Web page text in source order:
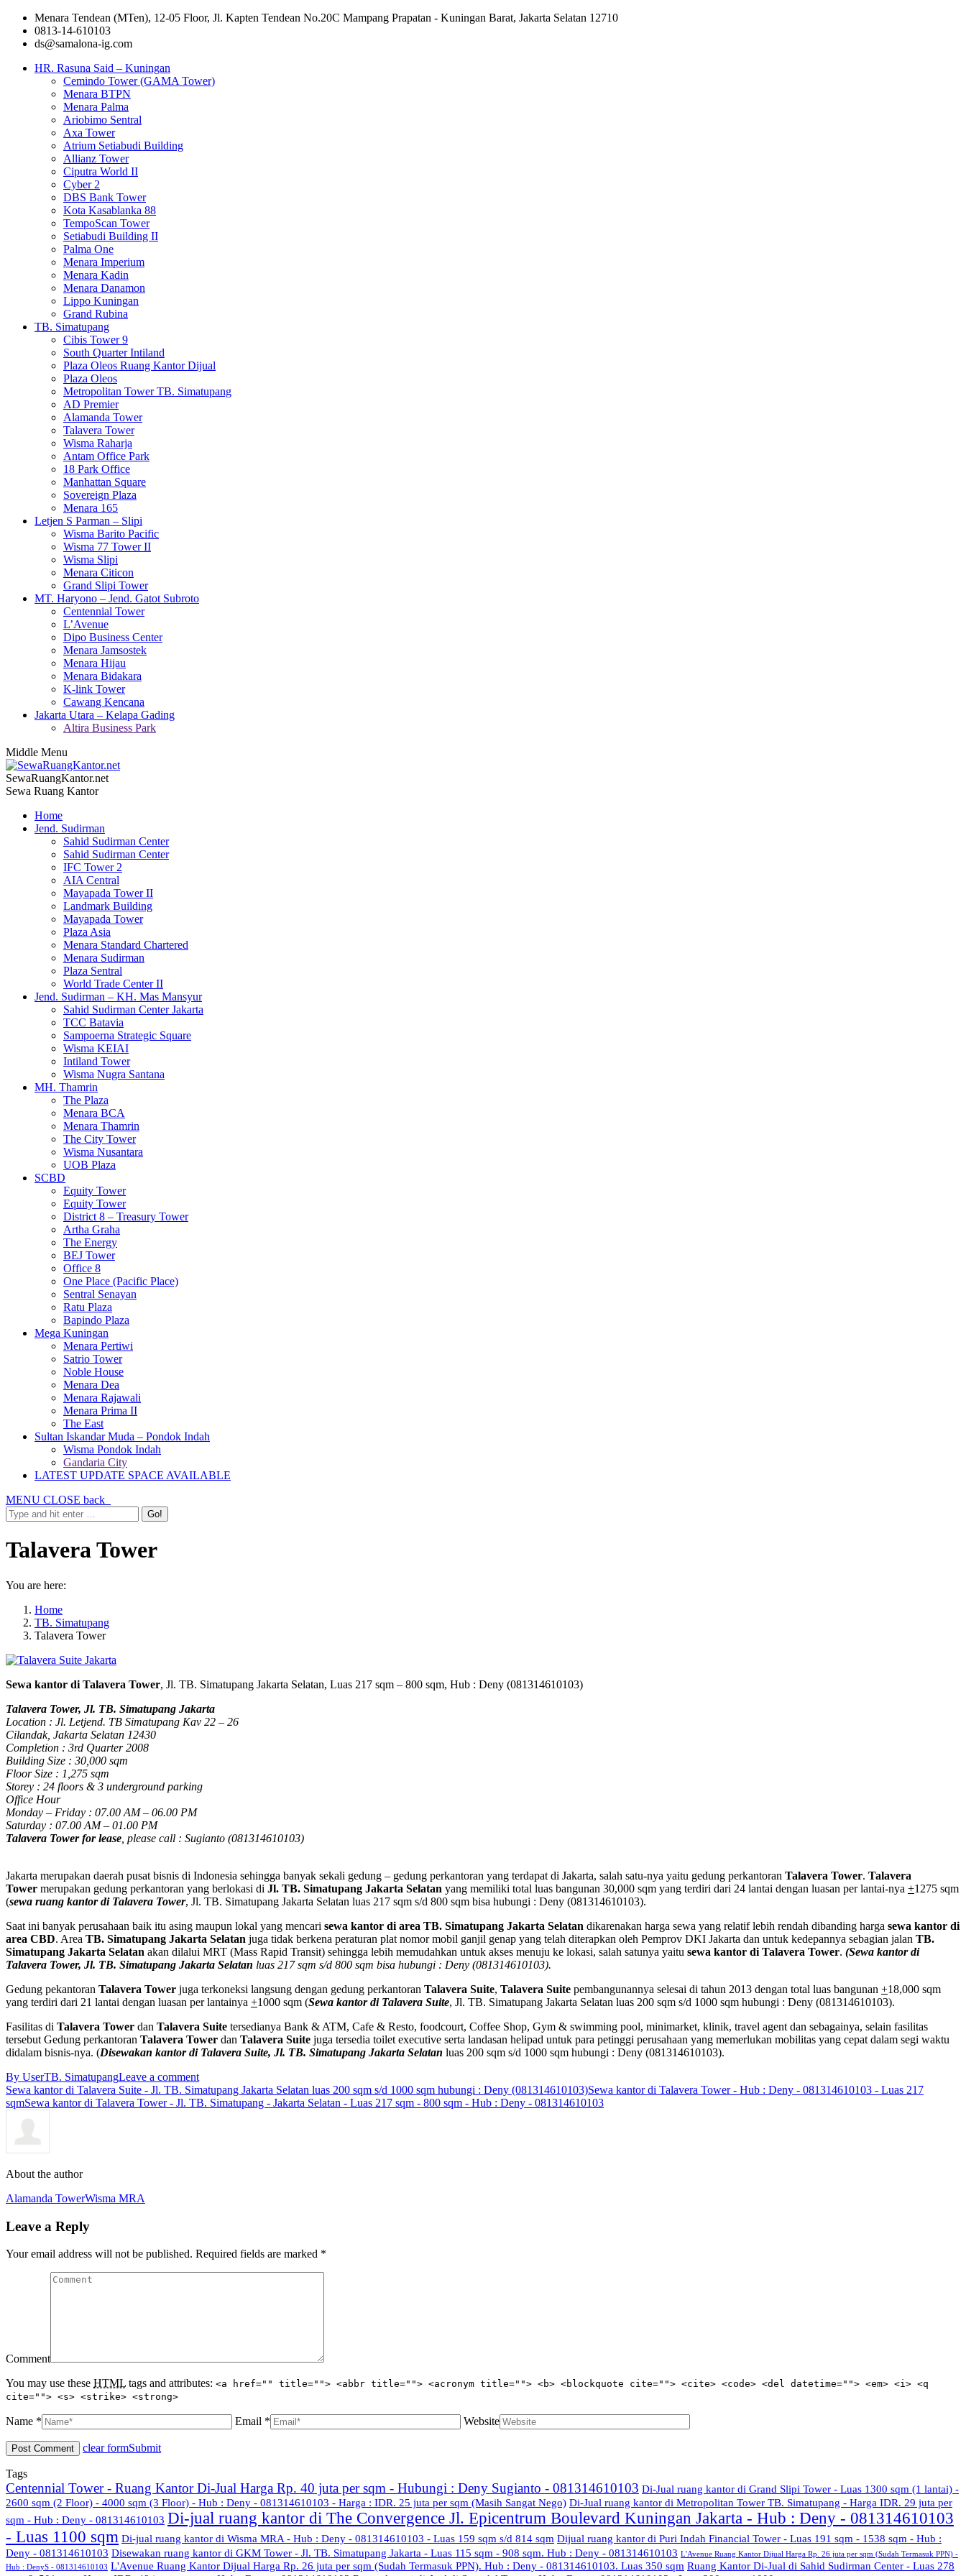
Menara Tendean (MTen), 12-05 Floor, Jl. Kapten Tendean No.20C Mampang Prapatan - Kuningan Barat, Jakarta Selatan 12710
0813-14-610103
ds@samalona-ig.com
HR. Rasuna Said – Kuningan
Cemindo Tower (GAMA Tower)
Menara BTPN
Menara Palma
Ariobimo Sentral
Axa Tower
Atrium Setiabudi Building
Allianz Tower
Ciputra World II
Cyber 2
DBS Bank Tower
Kota Kasablanka 88
TempoScan Tower
Setiabudi Building II
Palma One
Menara Imperium
Menara Kadin
Menara Danamon
Lippo Kuningan
Grand Rubina
TB. Simatupang
Cibis Tower 9
South Quarter Intiland
Plaza Oleos Ruang Kantor Dijual
Plaza Oleos
Metropolitan Tower TB. Simatupang
AD Premier
Alamanda Tower
Talavera Tower
Wisma Raharja
Antam Office Park
18 Park Office
Manhattan Square
Sovereign Plaza
Menara 165
Letjen S Parman – Slipi
Wisma Barito Pacific
Wisma 77 Tower II
Wisma Slipi
Menara Citicon
Grand Slipi Tower
MT. Haryono – Jend. Gatot Subroto
Centennial Tower
L’Avenue
Dipo Business Center
Menara Jamsostek
Menara Hijau
Menara Bidakara
K-link Tower
Cawang Kencana
Jakarta Utara – Kelapa Gading
Altira Business Park
Middle Menu
SewaRuangKantor.net
Sewa Ruang Kantor
Home
Jend. Sudirman
Sahid Sudirman Center
Sahid Sudirman Center
IFC Tower 2
AIA Central
Mayapada Tower II
Landmark Building
Mayapada Tower
Plaza Asia
Menara Standard Chartered
Menara Sudirman
Plaza Sentral
World Trade Center II
Jend. Sudirman – KH. Mas Mansyur
Sahid Sudirman Center Jakarta
TCC Batavia
Sampoerna Strategic Square
Wisma KEIAI
Intiland Tower
Wisma Nugra Santana
MH. Thamrin
The Plaza
Menara BCA
Menara Thamrin
The City Tower
Wisma Nusantara
UOB Plaza
SCBD
Equity Tower
Equity Tower
District 8 – Treasury Tower
Artha Graha
The Energy
BEJ Tower
Office 8
One Place (Pacific Place)
Sentral Senayan
Ratu Plaza
Bapindo Plaza
Mega Kuningan
Menara Pertiwi
Satrio Tower
Noble House
Menara Dea
Menara Rajawali
Menara Prima II
The East
Sultan Iskandar Muda – Pondok Indah
Wisma Pondok Indah
Gandaria City
LATEST UPDATE SPACE AVAILABLE
MENU CLOSE back
Talavera Tower
You are here:
Home
TB. Simatupang
Talavera Tower
Sewa kantor di Talavera Tower, Jl. TB. Simatupang Jakarta Selatan, Luas 217 sqm – 800 sqm, Hub : Deny (081314610103)
Talavera Tower, Jl. TB. Simatupang Jakarta
Location : Jl. Letjend. TB Simatupang Kav 22 – 26
Cilandak, Jakarta Selatan 12430
Completion : 3rd Quarter 2008
Building Size : 30,000 sqm
Floor Size : 1,275 sqm
Storey : 24 floors & 3 underground parking
Office Hour
Monday – Friday : 07.00 AM – 06.00 PM
Saturday : 07.00 AM – 01.00 PM
Talavera Tower for lease , please call : Sugianto (081314610103)
Jakarta merupakan daerah pusat bisnis di Indonesia sehingga banyak sekali gedung – gedung perkantoran yang terdapat di Jakarta, salah satu-nya yaitu gedung perkantoran Talavera Tower. Talavera
Tower merupakan gedung perkantoran yang berlokasi di Jl. TB. Simatupang Jakarta Selatan yang memiliki total luas bangunan 30,000 sqm yang terdiri dari 24 lantai dengan luasan per lantai-nya +1275 sqm
(sewa ruang kantor di Talavera Tower, Jl. TB. Simatupang Jakarta Selatan luas 217 sqm s/d 800 sqm bisa hubungi : Deny (081314610103).
Saat ini banyak perusahaan baik itu asing maupun lokal yang mencari sewa kantor di area TB. Simatupang Jakarta Selatan dikarenakan harga sewa yang relatif lebih rendah dibanding harga sewa kantor di
area CBD. Area TB. Simatupang Jakarta Selatan juga tidak berkena peraturan plat nomor mobil ganjil genap yang telah diterapkan oleh Pemprov DKI Jakarta dan untuk kedepannya sebagian jalan TB.
Simatupang Jakarta Selatan akan dilalui MRT (Mass Rapid Transit) sehingga lebih memudahkan untuk akses menuju ke lokasi, salah satunya yaitu sewa kantor di Talavera Tower. (Sewa kantor di
Talavera Tower, Jl. TB. Simatupang Jakarta Selatan luas 217 sqm s/d 800 sqm bisa hubungi : Deny (081314610103).
Gedung pekantoran Talavera Tower juga terkoneksi langsung dengan gedung perkantoran Talavera Suite, Talavera Suite pembangunannya selesai di tahun 2013 dengan total luas bangunan +18,000 sqm
yang terdiri dari 21 lantai dengan luasan per lantainya +1000 sqm (Sewa kantor di Talavera Suite, Jl. TB. Simatupang Jakarta Selatan luas 200 sqm s/d 1000 sqm hubungi : Deny (081314610103).
Fasilitas di Talavera Tower dan Talavera Suite tersedianya Bank & ATM, Cafe & Resto, foodcourt, Coffee Shop, Gym & swimming pool, minimarket, klinik, travel agent dan sebagainya, selain fasilitas
tersebut Gedung perkantoran Talavera Tower dan Talavera Suite juga tersedia toilet executive serta landasan helipad untuk para petinggi perusahaan yang memerlukan mobilitas yang cepat dalam segi waktu
didalam bisnis-nya. (Disewakan kantor di Talavera Suite, Jl. TB. Simatupang Jakarta Selatan luas 200 sqm s/d 1000 sqm hubungi : Deny (081314610103).
By UserTB. SimatupangLeave a comment
Sewa kantor di Talavera Suite - Jl. TB. Simatupang Jakarta Selatan luas 200 sqm s/d 1000 sqm hubungi : Deny (081314610103)Sewa kantor di Talavera Tower - Hub : Deny - 081314610103 - Luas 217
sqmSewa kantor di Talavera Tower - Jl. TB. Simatupang - Jakarta Selatan - Luas 217 sqm - 800 sqm - Hub : Deny - 081314610103
About the author
Alamanda TowerWisma MRA
Leave a Reply
Your email address will not be published. Required fields are marked *
Comment
You may use these HTML tags and attributes: <a href="" title=""> <abbr title=""> <acronym title=""> <b> <blockquote cite=""> <cite> <code> <del datetime=""> <em> <i> <q
cite=""> <s> <strike> <strong>
Name * Email * Website
clear formSubmit
Tags
Centennial Tower - Ruang Kantor Di-Jual Harga Rp. 40 juta per sqm - Hubungi : Deny Sugianto - 081314610103 Di-Jual ruang kantor di Grand Slipi Tower - Luas 1300 sqm (1 lantai) -
2600 sqm (2 Floor) - 4000 sqm (3 Floor) - Hub : Deny - 081314610103 - Harga : IDR. 25 juta per sqm (Masih Sangat Nego) Di-Jual ruang kantor di Metropolitan Tower TB. Simatupang - Harga IDR. 29 juta per
sqm - Hub : Deny - 081314610103 Di-jual ruang kantor di The Convergence Jl. Epicentrum Boulevard Kuningan Jakarta - Hub : Deny - 081314610103
- Luas 1100 sqm Di-jual ruang kantor di Wisma MRA - Hub : Deny - 081314610103 - Luas 159 sqm s/d 814 sqm Dijual ruang kantor di Puri Indah Financial Tower - Luas 191 sqm - 1538 sqm - Hub :
Deny - 081314610103 Disewakan ruang kantor di GKM Tower - Jl. TB. Simatupang Jakarta - Luas 115 sqm - 908 sqm. Hub : Deny - 081314610103 L'Avenue Ruang Kantor Dijual Harga Rp. 26 juta per sqm (Sudah Termasuk PPN) -
Hub : DenyS - 081314610103 L'Avenue Ruang Kantor Dijual Harga Rp. 26 juta per sqm (Sudah Termasuk PPN). Hub : Deny - 081314610103. Luas 350 sqm Ruang Kantor Di-Jual di Sahid Sudirman Center - Luas 278